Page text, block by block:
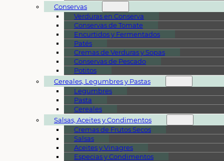
Conservas
Verduras en Conserva
Conservas de Tomate
Encurtidos y Fermentados
Patés
Cremas de Verduras y Sopas
Conservas de Pescado
Potitos
Cereales, Legumbres y Pastas
Legumbres
Pasta
Cereales
Salsas, Aceites y Condimentos
Cremas de Frutos Secos
Salsas
Aceites y Vinagres
Especias y Condimentos